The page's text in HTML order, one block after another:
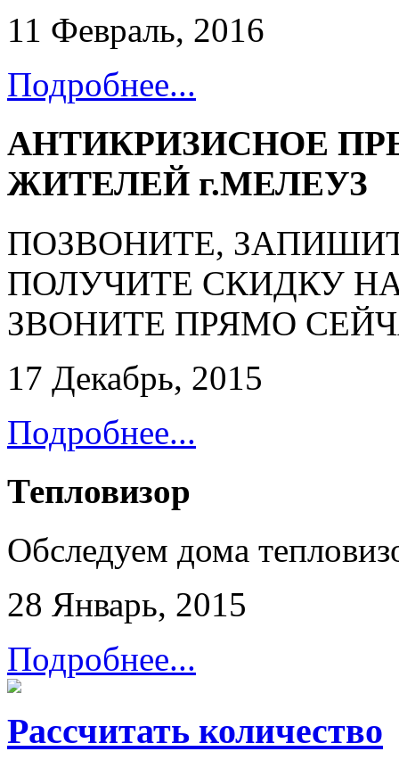
11 Февраль, 2016
Подробнее...
АНТИКРИЗИСНОЕ
ЖИТЕЛЕЙ г.МЕЛЕУЗ
ПОЗВОНИТЕ,
ПОЛУЧИТЕ СКИДКУ
ЗВОНИТЕ ПРЯМО
17 Декабрь, 2015
Подробнее...
Тепловизор
Обследуем дома
28 Январь, 2015
Подробнее...
Рассчитать количество